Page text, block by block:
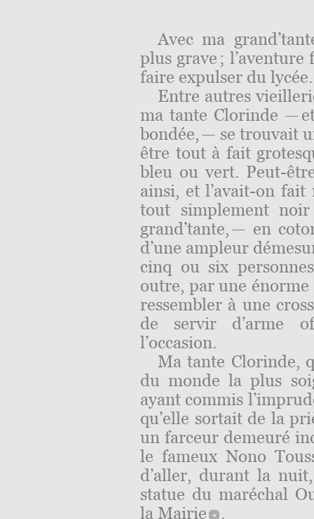
Avec ma
plus grave ;
faire expulser du lycée.
Entre autres
ma tante Clorinde —
bondée, — se trouvait
être tout à fait
bleu ou vert. Peut-
ainsi, et l’avait-on
tout simplement
grand’tante, — en
d’une ampleur
cinq ou six
outre, par une
ressembler à une
de servir d’arme
l’occasion.
Ma tante Clorinde,
du monde la plus
ayant commis
qu’elle sortait de la
un farceur demeuré
le fameux Nono
d’aller, durant la
statue du maréchal
la Mairie .